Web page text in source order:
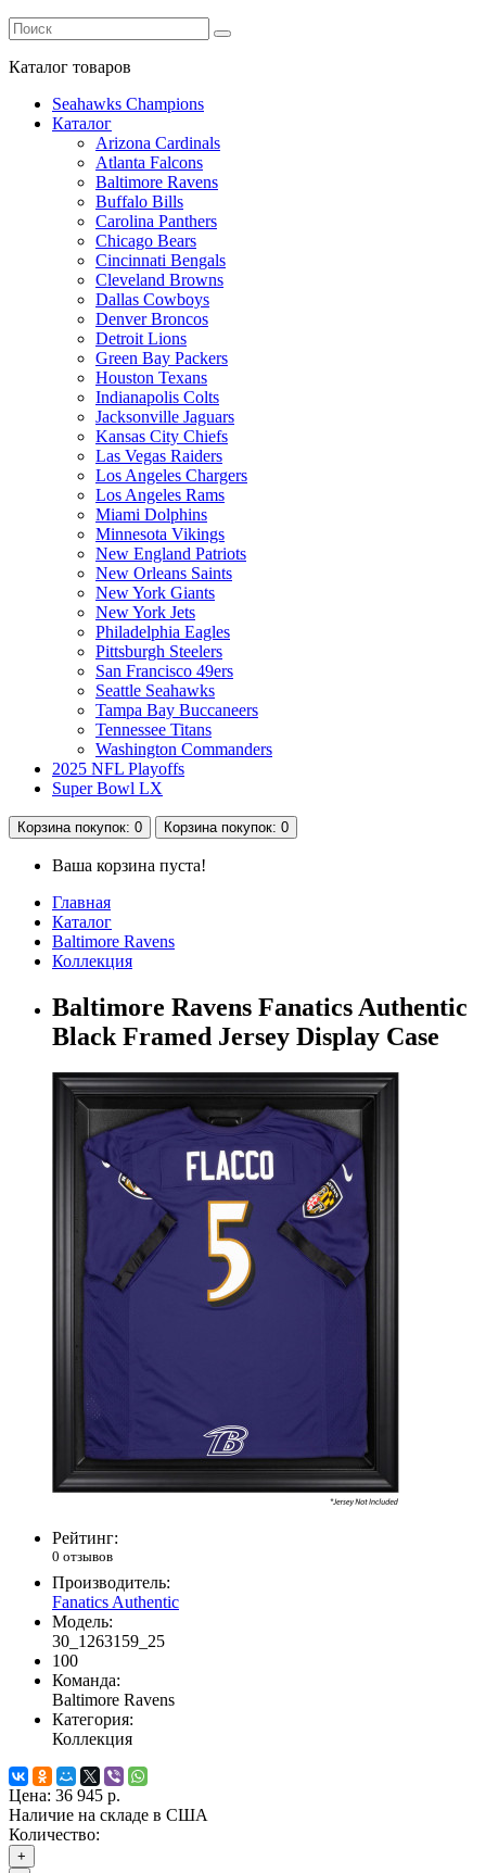
Каталог товаров
Seahawks Champions
Каталог
Arizona Cardinals
Atlanta Falcons
Baltimore Ravens
Buffalo Bills
Carolina Panthers
Chicago Bears
Cincinnati Bengals
Cleveland Browns
Dallas Cowboys
Denver Broncos
Detroit Lions
Green Bay Packers
Houston Texans
Indianapolis Colts
Jacksonville Jaguars
Kansas City Chiefs
Las Vegas Raiders
Los Angeles Chargers
Los Angeles Rams
Miami Dolphins
Minnesota Vikings
New England Patriots
New Orleans Saints
New York Giants
New York Jets
Philadelphia Eagles
Pittsburgh Steelers
San Francisco 49ers
Seattle Seahawks
Tampa Bay Buccaneers
Tennessee Titans
Washington Commanders
2025 NFL Playoffs
Super Bowl LX
Корзина покупок: 0 Корзина покупок: 0
Ваша корзина пуста!
Главная
Каталог
Baltimore Ravens
Коллекция
Baltimore Ravens Fanatics Authentic
Black Framed Jersey Display Case
Рейтинг:
0 отзывов
Производитель:
Fanatics Authentic
Модель:
30_1263159_25
100
Команда:
Baltimore Ravens
Категория:
Коллекция
Цена: 36 945 р.
Наличие на складе в США
Количество:
+